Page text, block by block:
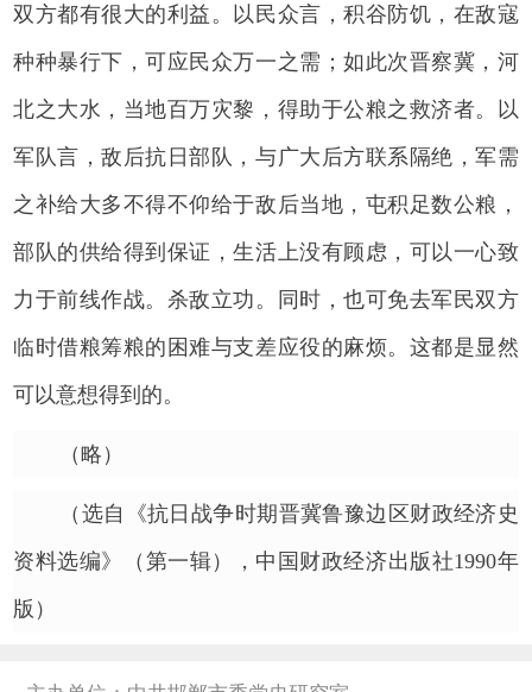
双方都有很大的利益。以民众言，积谷防饥，在敌寇
种种暴行下，可应民众万一之需；如此次晋察冀，河
北之大水，当地百万灾黎，得助于公粮之救济者。以
军队言，敌后抗日部队，与广大后方联系隔绝，军需
之补给大多不得不仰给于敌后当地，屯积足数公粮，
部队的供给得到保证，生活上没有顾虑，可以一心致
力于前线作战。杀敌立功。同时，也可免去军民双方
临时借粮筹粮的困难与支差应役的麻烦。这都是显然
可以意想得到的。
（略）
（选自《抗日战争时期晋冀鲁豫边区财政经济史
资料选编》（第一辑），中国财政经济出版社1990年
版）